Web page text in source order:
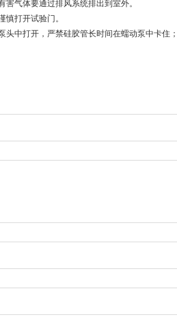
气体要通过排风系统排出到室外。
慎打开试验门。
头中打开，严禁硅胶管长时间在蠕动泵中卡住